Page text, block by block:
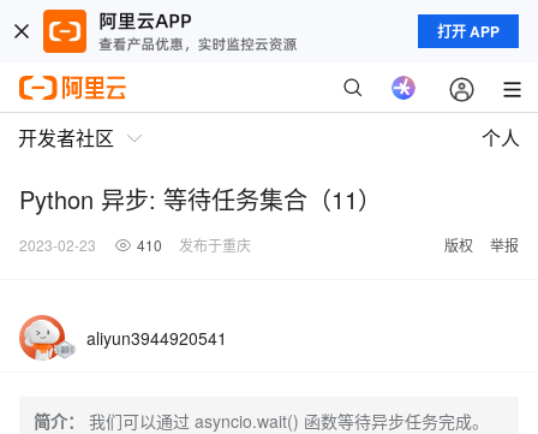
打开 APP
开发者社区 个人
Python 异步: 等待任务集合（11）
2023-02-23 410 发布于重庆 版权 举报
aliyun3944920541
简介：
我们可以通过 asyncio.wait() 函数等待异步任务完成。